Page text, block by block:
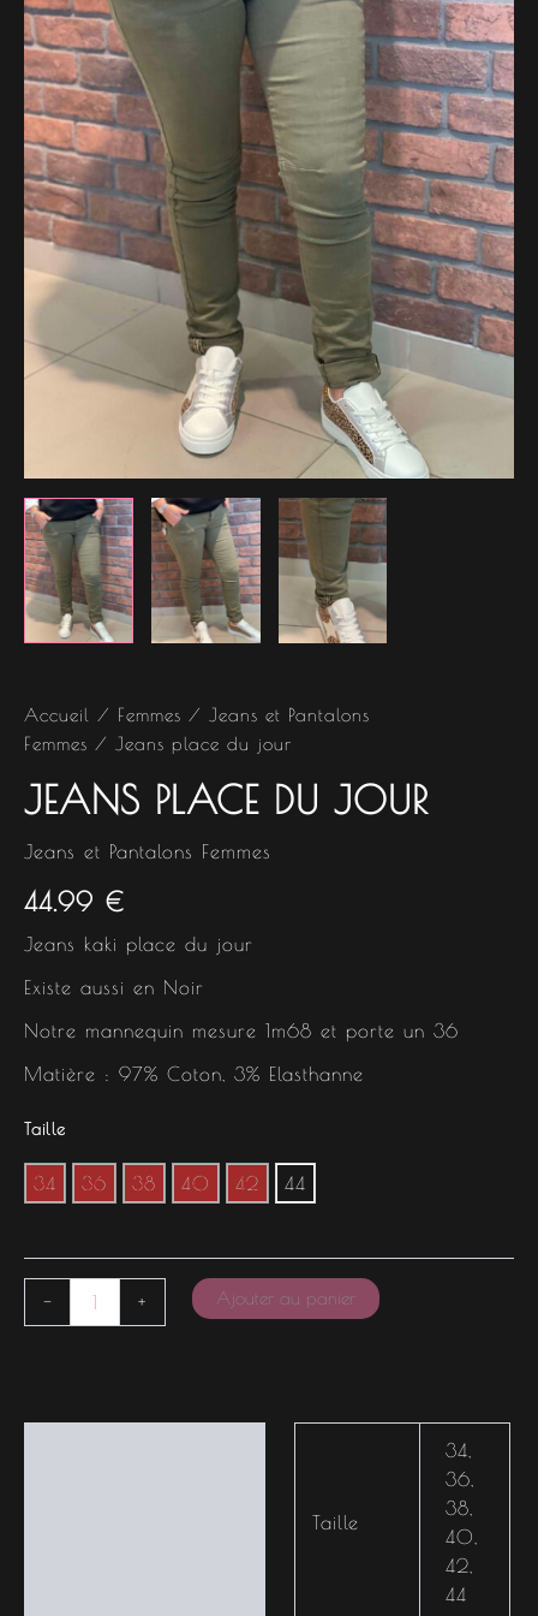
Accueil / Femmes /
Jeans et Pantalons
Femmes / Jeans place du jour
JEANS PLACE DU JOUR
Jeans et Pantalons Femmes
44.99 €
Jeans kaki place du jour
Existe aussi en Noir
Notre mannequin mesure 1m68 et porte un 36
Matière : 97% Coton, 3% Elasthanne
Taille
34 36 38 40 42 44
- + Ajouter au panier
Taille
34
36
38
40
42
44